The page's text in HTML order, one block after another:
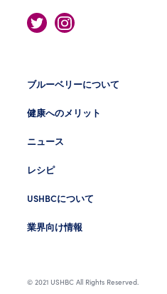
ブルーベリーについて
健康へのメリット
ニュース
レシピ
USHBCについて
業界向け情報
© 2021 USHBC All Rights Reserved.